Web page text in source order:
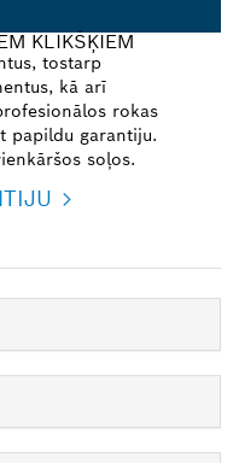
KLIKŠĶIEM
tostarp
kā arī
rokas
papildu garantiju.
soļos.